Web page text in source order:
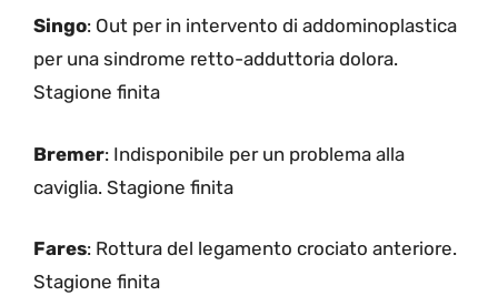
Singo: Out per in intervento di addominoplastica
per una sindrome retto-adduttoria dolora.
Stagione finita
Bremer: Indisponibile per un problema alla
caviglia. Stagione finita
Fares: Rottura del legamento crociato anteriore.
Stagione finita